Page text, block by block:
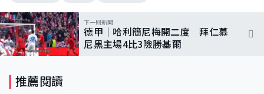
下一則新聞
德甲｜哈利簡尼梅開二度 拜仁慕
尼黑主場4比3險勝基爾
推薦閱讀